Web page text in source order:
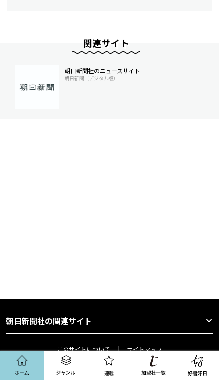
関連サイト
朝日新聞社のニュースサイト
朝日新聞（デジタル版）
朝日新聞社の関連サイト
このサイトについて サイトマップ
サイトポリシー プライバシーポータル
プライバシーポリシー
利用者情報の外部送信